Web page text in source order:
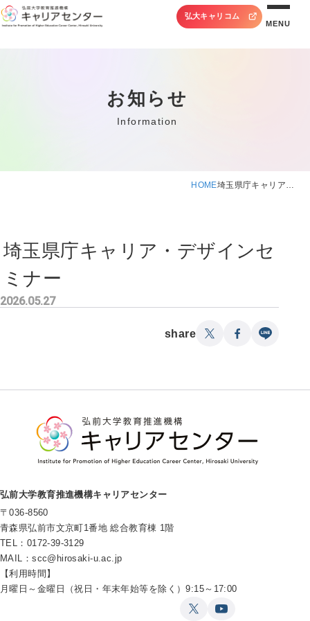
弘大キャリコム
MENU
お知らせ
Information
HOME埼玉県庁キャリア…
埼玉県庁キャリア・デザインセ
ミナー
2026.05.27
share
弘前大学教育推進機構キャリアセンター
〒036-8560
青森県弘前市文京町1番地 総合教育棟 1階
TEL：0172-39-3129
MAIL：scc@hirosaki-u.ac.jp
【利用時間】
月曜日～金曜日（祝日・年末年始等を除く）9:15～17:00